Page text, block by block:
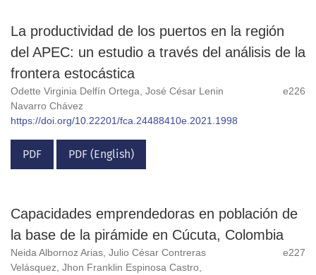
La productividad de los puertos en la región
del APEC: un estudio a través del análisis de la
frontera estocástica
Odette Virginia Delfín Ortega, José César Lenin
Navarro Chávez
e226
https://doi.org/10.22201/fca.24488410e.2021.1998
PDF PDF (English)
Capacidades emprendedoras en población de
la base de la pirámide en Cúcuta, Colombia
Neida Albornoz Arias, Julio César Contreras
Velásquez, Jhon Franklin Espinosa Castro,
e227